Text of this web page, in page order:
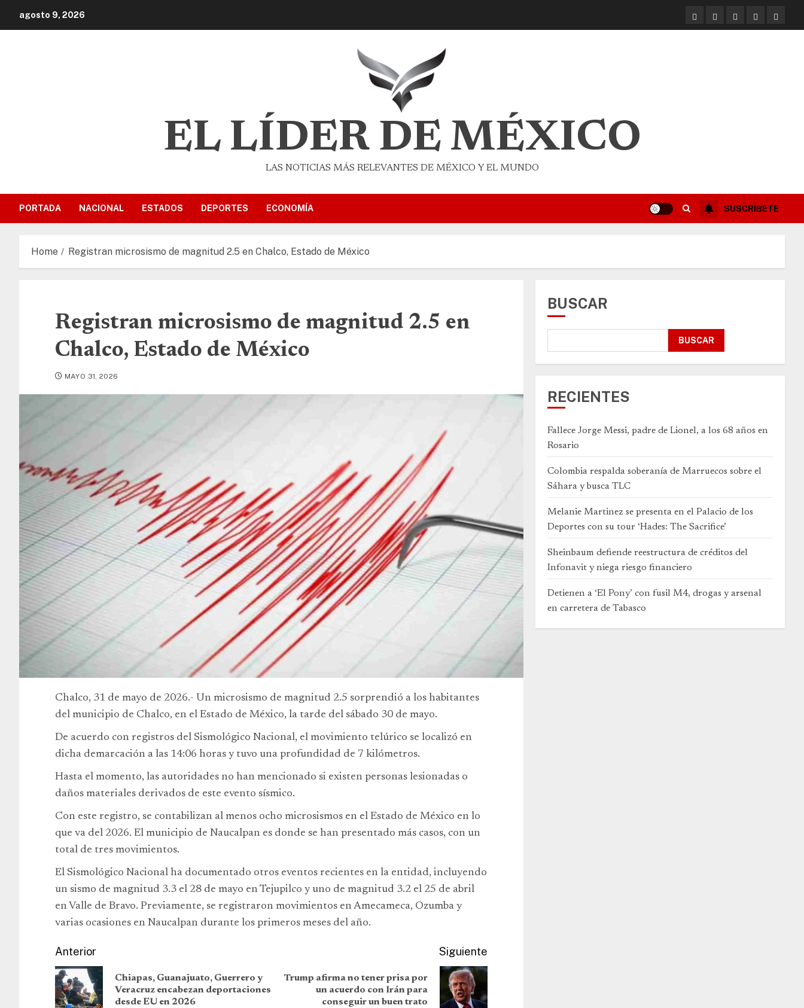
agosto 9, 2026
EL LÍDER DE MÉXICO
LAS NOTICIAS MÁS RELEVANTES DE MÉXICO Y EL MUNDO
PORTADA NACIONAL ESTADOS DEPORTES ECONOMÍA SUSCRÍBETE
Home Registran microsismo de magnitud 2.5 en Chalco, Estado de México
Registran microsismo de magnitud 2.5 en
Chalco, Estado de México
MAYO 31, 2026
Chalco, 31 de mayo de 2026.- Un microsismo de magnitud 2.5 sorprendió a los habitantes
del municipio de Chalco, en el Estado de México, la tarde del sábado 30 de mayo.
De acuerdo con registros del Sismológico Nacional, el movimiento telúrico se localizó en
dicha demarcación a las 14:06 horas y tuvo una profundidad de 7 kilómetros.
Hasta el momento, las autoridades no han mencionado si existen personas lesionadas o
daños materiales derivados de este evento sísmico.
Con este registro, se contabilizan al menos ocho microsismos en el Estado de México en lo
que va del 2026. El municipio de Naucalpan es donde se han presentado más casos, con un
total de tres movimientos.
El Sismológico Nacional ha documentado otros eventos recientes en la entidad, incluyendo
un sismo de magnitud 3.3 el 28 de mayo en Tejupilco y uno de magnitud 3.2 el 25 de abril
en Valle de Bravo. Previamente, se registraron movimientos en Amecameca, Ozumba y
varias ocasiones en Naucalpan durante los primeros meses del año.
Anterior
Chiapas, Guanajuato, Guerrero y
Veracruz encabezan deportaciones
desde EU en 2026
Siguiente
Trump afirma no tener prisa por
un acuerdo con Irán para
conseguir un buen trato
BUSCAR
BUSCAR
RECIENTES
Fallece Jorge Messi, padre de Lionel, a los 68 años en
Rosario
Colombia respalda soberanía de Marruecos sobre el
Sáhara y busca TLC
Melanie Martinez se presenta en el Palacio de los
Deportes con su tour ‘Hades: The Sacrifice’
Sheinbaum defiende reestructura de créditos del
Infonavit y niega riesgo financiero
Detienen a ‘El Pony’ con fusil M4, drogas y arsenal
en carretera de Tabasco